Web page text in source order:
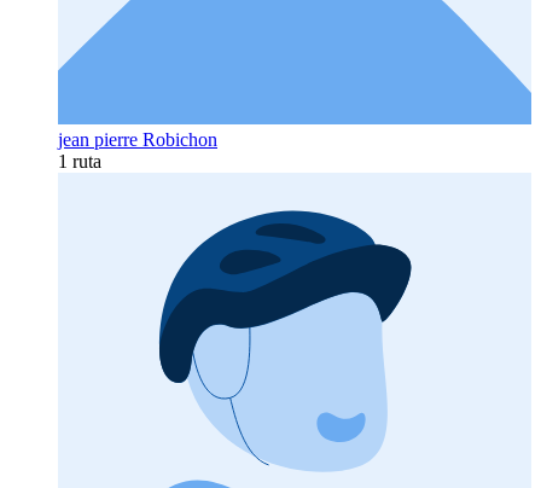
jean pierre Robichon
1 ruta